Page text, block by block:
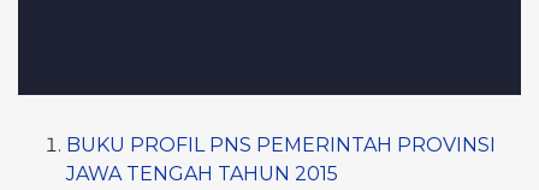
BUKU PROFIL PNS PEMERINTAH PROVINSI
JAWA TENGAH TAHUN 2015